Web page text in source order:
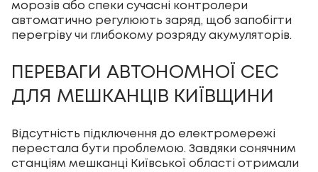
морозів або спеки сучасні контролери
автоматично регулюють заряд, щоб запобігти
перегріву чи глибокому розряду акумуляторів.
ПЕРЕВАГИ АВТОНОМНОЇ СЕС
ДЛЯ МЕШКАНЦІВ КИЇВЩИНИ
Відсутність підключення до електромережі
перестала бути проблемою. Завдяки сонячним
станціям мешканці Київської області отримали